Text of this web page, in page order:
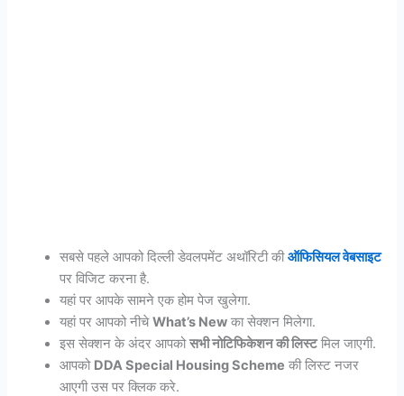
सबसे पहले आपको दिल्ली डेवलपमेंट अथॉरिटी कीऑफिसियल वेबसाइट
पर विजिट करना है.
यहां पर आपके सामने एक होम पेज खुलेगा.
यहां पर आपको नीचेWhat’s New का सेक्शन मिलेगा.
इस सेक्शन के अंदर आपकोसभी नोटिफिकेशन की लिस्टमिल जाएगी.
आपको DDA Special Housing Scheme की लिस्ट नजर
आएगी उस पर क्लिक करे.